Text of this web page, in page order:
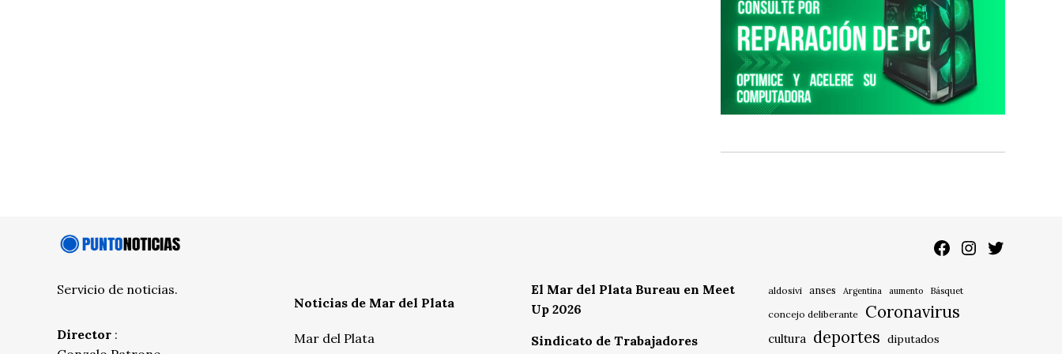
Facebook
Instagram
Twitter
Servicio de noticias.
Director :
Noticias de Mar del Plata
Mar del Plata
El Mar del Plata Bureau en Meet
Up 2026
Sindicato de Trabajadores
aldosivi anses Argentina aumento
Básquet
concejo deliberante
Coronavirus
cultura deportes diputados